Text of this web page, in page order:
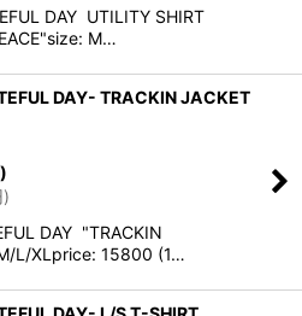
DAY UTILITY SHIRT
M…
DAY- TRACKIN JACKET
)
DAY "TRACKIN
L/XLprice: 15800 (1…